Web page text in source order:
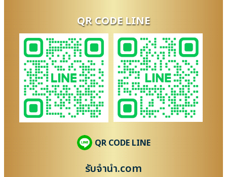
QR CODE LINE
QR CODE LINE
รับจํานํา.com